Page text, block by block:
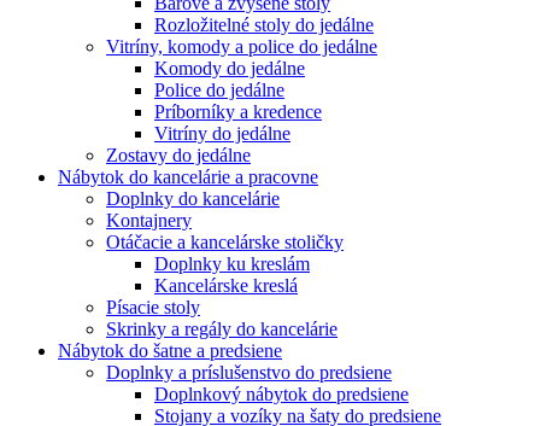
Rozložitelné stoly do jedálne
Vitríny, komody a police do jedálne
Komody do jedálne
Police do jedálne
Príborníky a kredence
Vitríny do jedálne
Zostavy do jedálne
Nábytok do kancelárie a pracovne
Doplnky do kancelárie
Kontajnery
Otáčacie a kancelárske stoličky
Doplnky ku kreslám
Kancelárske kreslá
Písacie stoly
Skrinky a regály do kancelárie
Nábytok do šatne a predsiene
Doplnky a príslušenstvo do predsiene
Doplnkový nábytok do predsiene
Stojany a vozíky na šaty do predsiene